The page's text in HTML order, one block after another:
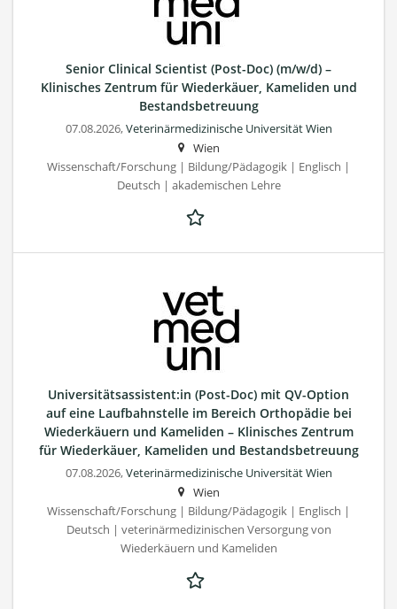
Senior Clinical Scientist (Post-Doc) (m/w/d) –
Klinisches Zentrum für Wiederkäuer, Kameliden und
Bestandsbetreuung
07.08.2026,Veterinärmedizinische Universität Wien
Wien
Wissenschaft/Forschung | Bildung/Pädagogik | Englisch |
Deutsch | akademischen Lehre
Universitätsassistent:in (Post-Doc) mit QV-Option
auf eine Laufbahnstelle im Bereich Orthopädie bei
Wiederkäuern und Kameliden – Klinisches Zentrum
für Wiederkäuer, Kameliden und Bestandsbetreuung
07.08.2026,Veterinärmedizinische Universität Wien
Wien
Wissenschaft/Forschung | Bildung/Pädagogik | Englisch |
Deutsch | veterinärmedizinischen Versorgung von
Wiederkäuern und Kameliden